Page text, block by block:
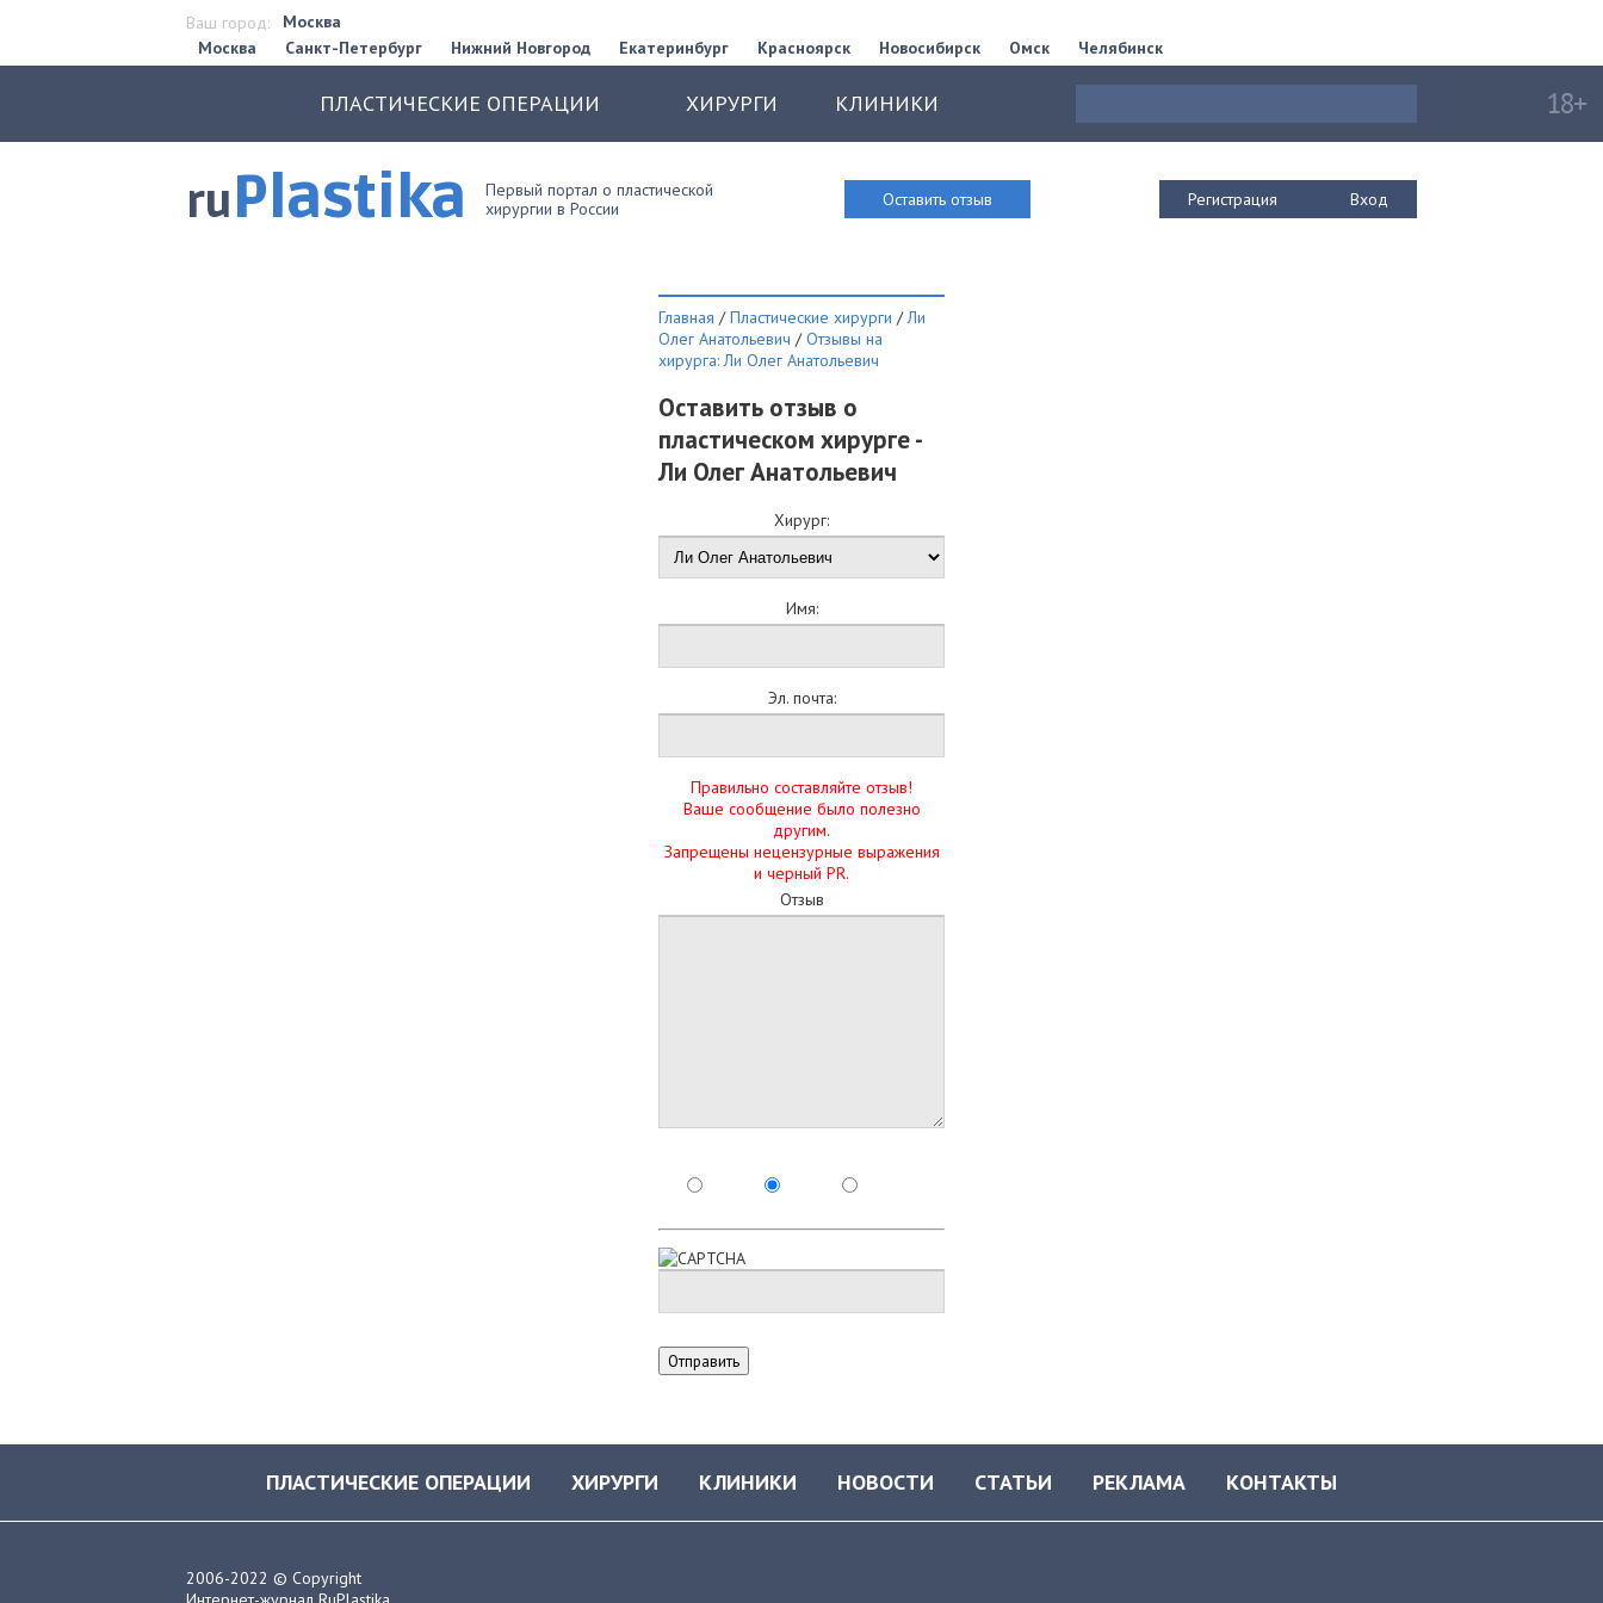
Ваш город:
Москва
Москва
Санкт-Петербург Нижний Новгород Екатеринбург Красноярск Новосибирск Омск Челябинск
ПЛАСТИЧЕСКИЕ ОПЕРАЦИИ ХИРУРГИ КЛИНИКИ
ruPlastika
Первый портал о пластической
хирургии в России
Оставить отзыв Регистрация Вход
Главная /Пластические хирурги /Ли
Олег Анатольевич /Отзывы на
хирурга: Ли Олег Анатольевич
Оставить отзыв о
пластическом хирурге -
Ли Олег Анатольевич
Хирург:
Имя:
Эл. почта:
Правильно составляйте отзыв!
Ваше сообщение было полезно
другим.
Запрещены нецензурные выражения
и черный PR.
Отзыв
ПЛАСТИЧЕСКИЕ ОПЕРАЦИИ ХИРУРГИ КЛИНИКИ НОВОСТИ СТАТЬИ РЕКЛАМА КОНТАКТЫ
2006-2022 © Copyright